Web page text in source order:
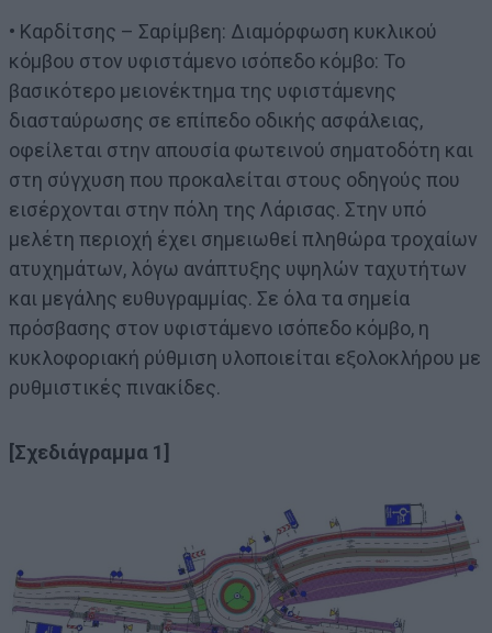
• Καρδίτσης – Σαρίμβεη: Διαμόρφωση κυκλικού
κόμβου στον υφιστάμενο ισόπεδο κόμβο: Το
βασικότερο μειονέκτημα της υφιστάμενης
διασταύρωσης σε επίπεδο οδικής ασφάλειας,
οφείλεται στην απουσία φωτεινού σηματοδότη και
στη σύγχυση που προκαλείται στους οδηγούς που
εισέρχονται στην πόλη της Λάρισας. Στην υπό
μελέτη περιοχή έχει σημειωθεί πληθώρα τροχαίων
ατυχημάτων, λόγω ανάπτυξης υψηλών ταχυτήτων
και μεγάλης ευθυγραμμίας. Σε όλα τα σημεία
πρόσβασης στον υφιστάμενο ισόπεδο κόμβο, η
κυκλοφοριακή ρύθμιση υλοποιείται εξολοκλήρου με
ρυθμιστικές πινακίδες.
[Σχεδιάγραμμα 1]